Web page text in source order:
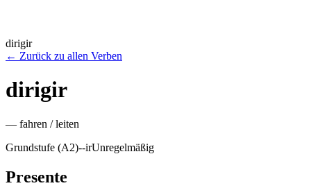
dirigir
← Zurück zu allen Verben
dirigir
— fahren / leiten
Grundstufe (A2)--irUnregelmäßig
Presente